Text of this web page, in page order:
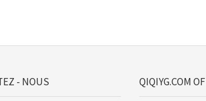
- NOUS QIQIYG.COM